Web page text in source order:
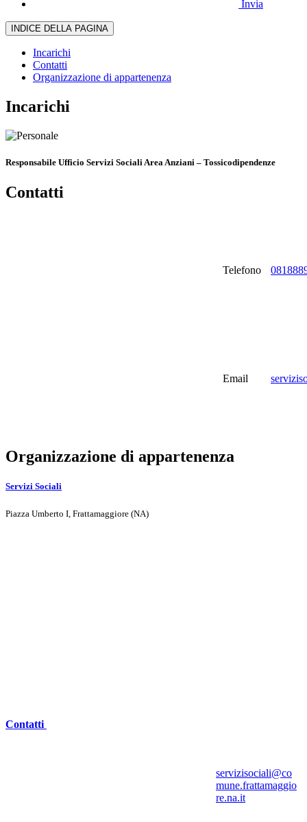
Invia
INDICE DELLA PAGINA
Incarichi
Contatti
Organizzazione di appartenenza
Incarichi
Responsabile Ufficio Servizi Sociali Area Anziani – Tossicodipendenze
Contatti
Telefono
Email
Organizzazione di appartenenza
Servizi Sociali
Piazza Umberto I, Frattamaggiore (NA)
Contatti
servizisociali@co
mune.frattamaggio
re.na.it